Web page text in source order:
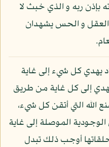
بإذن ربه و الذي خبث لا
نكدا:» الأعراف - 58، و العقل و الحس يشهدان
يهدي كل شيء إلى غاية
إلى كل غاية من طريق
الله التي أتقن كل شيء،
الموصلة إلى غاية
أوجب ذلك تبدل